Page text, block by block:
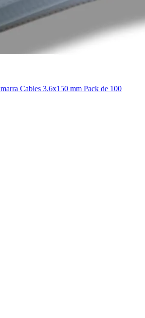
Cables 3.6x150 mm Pack de 100